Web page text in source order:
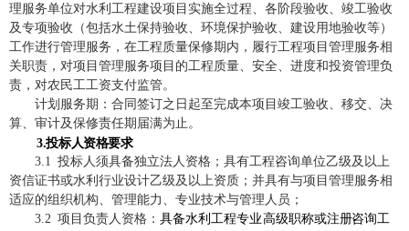
理服务单位对水利工程建设项目实施全过程、各阶段验收、竣工验收
及专项验收（包括水土保持验收、环境保护验收、建设用地验收等）
工作进行管理服务，在工程质量保修期内，履行工程项目管理服务相
关职责，对项目管理服务项目的工程质量、安全、进度和投资管理负
责，对农民工工资支付监管。
计划服务期：合同签订之日起至完成本项目竣工验收、移交、决
算、审计及保修责任期届满为止。
3.投标人资格要求
3.1 投标人须具备独立法人资格；具有工程咨询单位乙级及以上
资信证书或水利行业设计乙级及以上资质；并具有与项目管理服务相
适应的组织机构、管理能力、专业技术与管理人员；
3.2 项目负责人资格： 具备水利工程专业高级职称或注册咨询工